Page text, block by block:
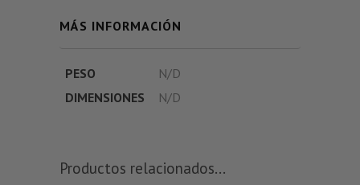
MÁS INFORMACIÓN
PESO
N/D
DIMENSIONES
N/D
Productos relacionados...